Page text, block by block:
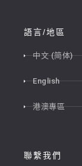
語言/地區
中文 (简体)
English
港澳專區
聯繫我們